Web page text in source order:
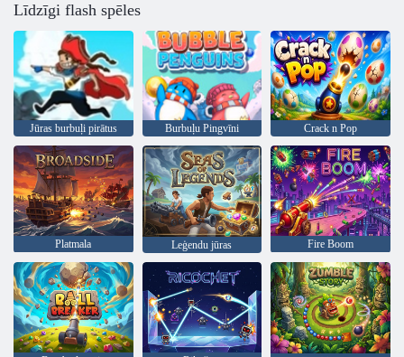
Līdzīgi flash spēles
Jūras burbuļi pirātus Burbuļu Pingvīni Crack n Pop
Platmala Leģendu jūras Fire Boom